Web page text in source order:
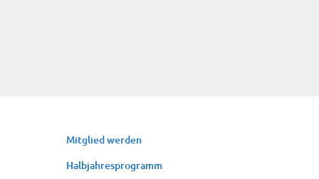
Mit­glied werden
Halb­jah­res­pro­gramm